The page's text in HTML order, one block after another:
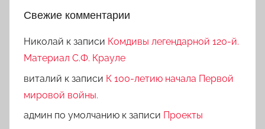
Свежие комментарии
Николай к записи Комдивы легендарной 120-й.
Материал С.Ф. Крауле
виталий к записи К 100-летию начала Первой
мировой войны.
админ по умолчанию к записи Проекты